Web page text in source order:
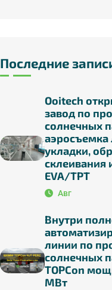
Последние
Ooitech
завод по
солнечных
аэросъемка
укладки,
склеивания
EVA/TPT
Авг
Внутри
линии по
солнечных
TOPCon
МВт